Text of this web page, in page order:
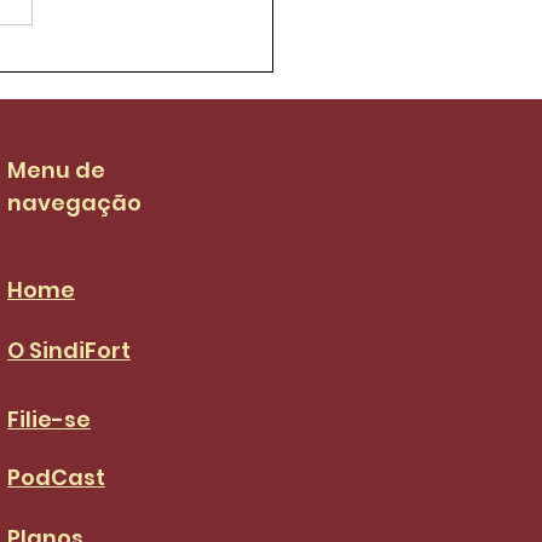
luta para que
salarial dos garis
da categoria
Menu de
navegação
Home
O SindiFort
Filie-se
PodCast